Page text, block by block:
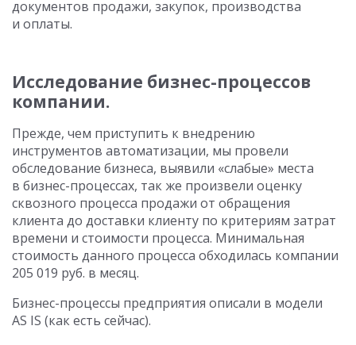
документов продажи, закупок, производства
и оплаты.
Исследование бизнес-процессов
компании.
Прежде, чем приступить к внедрению
инструментов автоматизации, мы провели
обследование бизнеса, выявили «слабые» места
в бизнес-процессах, так же произвели оценку
сквозного процесса продажи от обращения
клиента до доставки клиенту по критериям затрат
времени и стоимости процесса. Минимальная
стоимость данного процесса обходилась компании
205 019 руб. в месяц.
Бизнес-процессы предприятия описали в модели
AS IS (как есть сейчас).